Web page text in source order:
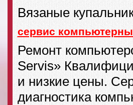
Вязаные
сервис
Ремонт
Servis»
и низкие цены.
диагностика